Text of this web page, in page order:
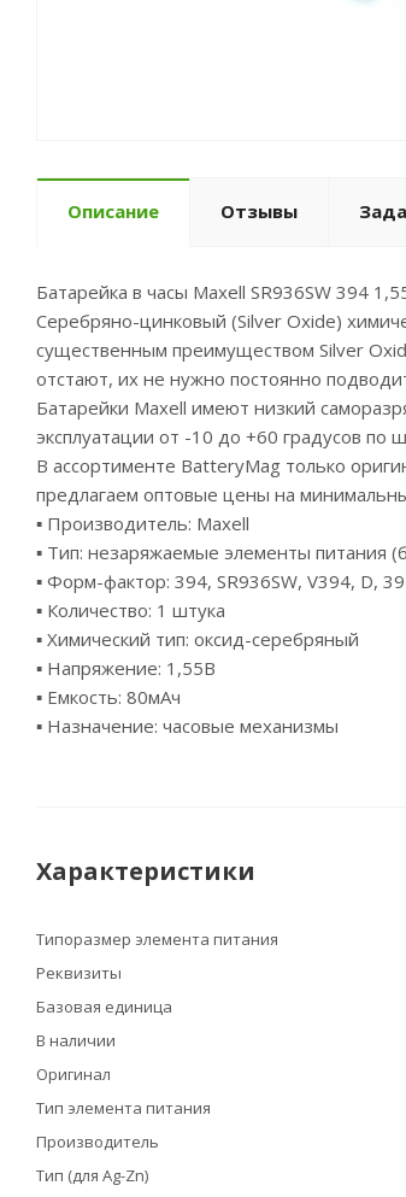
Описание Отзывы
Батарейка в часы Maxell SR936SW 394
Серебряно-цинковый (Silver Oxide)
существенным преимуществом Silver
отстают, их не нужно постоянно
Батарейки Maxell имеют низкий
эксплуатации от -10 до +60 градусов по
В ассортименте BatteryMag только
предлагаем оптовые цены на
▪ Производитель: Maxell
▪ Тип: незаряжаемые элементы питания
▪ Форм-фактор: 394, SR936SW, V394, D,
▪ Количество: 1 штука
▪ Химический тип: оксид-серебряный
▪ Напряжение: 1,55В
▪ Емкость: 80мАч
▪ Назначение: часовые механизмы
Характеристики
Типоразмер элемента питания
Реквизиты
Базовая единица
В наличии
Оригинал
Тип элемента питания
Производитель
Тип (для Ag-Zn)